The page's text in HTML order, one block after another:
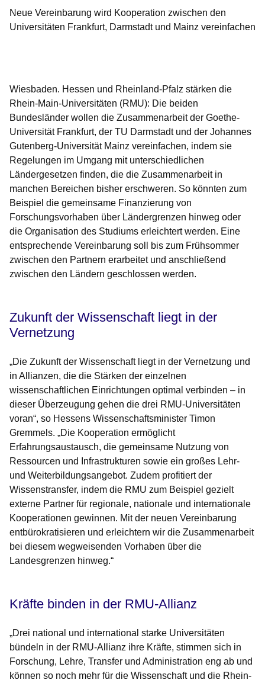
Neue Vereinbarung wird Kooperation zwischen den
Universitäten Frankfurt, Darmstadt und Mainz vereinfachen
Wiesbaden. Hessen und Rheinland-Pfalz stärken die
Rhein-Main-Universitäten (RMU): Die beiden
Bundesländer wollen die Zusammenarbeit der Goethe-
Universität Frankfurt, der TU Darmstadt und der Johannes
Gutenberg-Universität Mainz vereinfachen, indem sie
Regelungen im Umgang mit unterschiedlichen
Ländergesetzen finden, die die Zusammenarbeit in
manchen Bereichen bisher erschweren. So könnten zum
Beispiel die gemeinsame Finanzierung von
Forschungsvorhaben über Ländergrenzen hinweg oder
die Organisation des Studiums erleichtert werden. Eine
entsprechende Vereinbarung soll bis zum Frühsommer
zwischen den Partnern erarbeitet und anschließend
zwischen den Ländern geschlossen werden.
Zukunft der Wissenschaft liegt in der
Vernetzung
„Die Zukunft der Wissenschaft liegt in der Vernetzung und
in Allianzen, die die Stärken der einzelnen
wissenschaftlichen Einrichtungen optimal verbinden – in
dieser Überzeugung gehen die drei RMU-Universitäten
voran“, so Hessens Wissenschaftsminister Timon
Gremmels. „Die Kooperation ermöglicht
Erfahrungsaustausch, die gemeinsame Nutzung von
Ressourcen und Infrastrukturen sowie ein großes Lehr-
und Weiterbildungsangebot. Zudem profitiert der
Wissenstransfer, indem die RMU zum Beispiel gezielt
externe Partner für regionale, nationale und internationale
Kooperationen gewinnen. Mit der neuen Vereinbarung
entbürokratisieren und erleichtern wir die Zusammenarbeit
bei diesem wegweisenden Vorhaben über die
Landesgrenzen hinweg.“
Kräfte binden in der RMU-Allianz
„Drei national und international starke Universitäten
bündeln in der RMU-Allianz ihre Kräfte, stimmen sich in
Forschung, Lehre, Transfer und Administration eng ab und
können so noch mehr für die Wissenschaft und die Rhein-